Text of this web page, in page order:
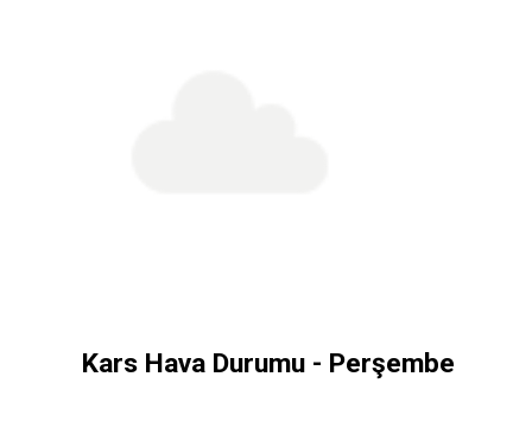
Kars Hava Durumu - Perşembe